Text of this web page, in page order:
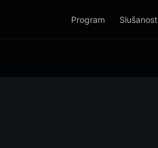
Program Slušanost